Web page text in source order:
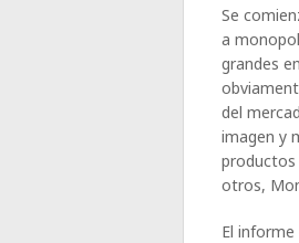
Se
a
grandes
del
imagen y
otros,
El informe